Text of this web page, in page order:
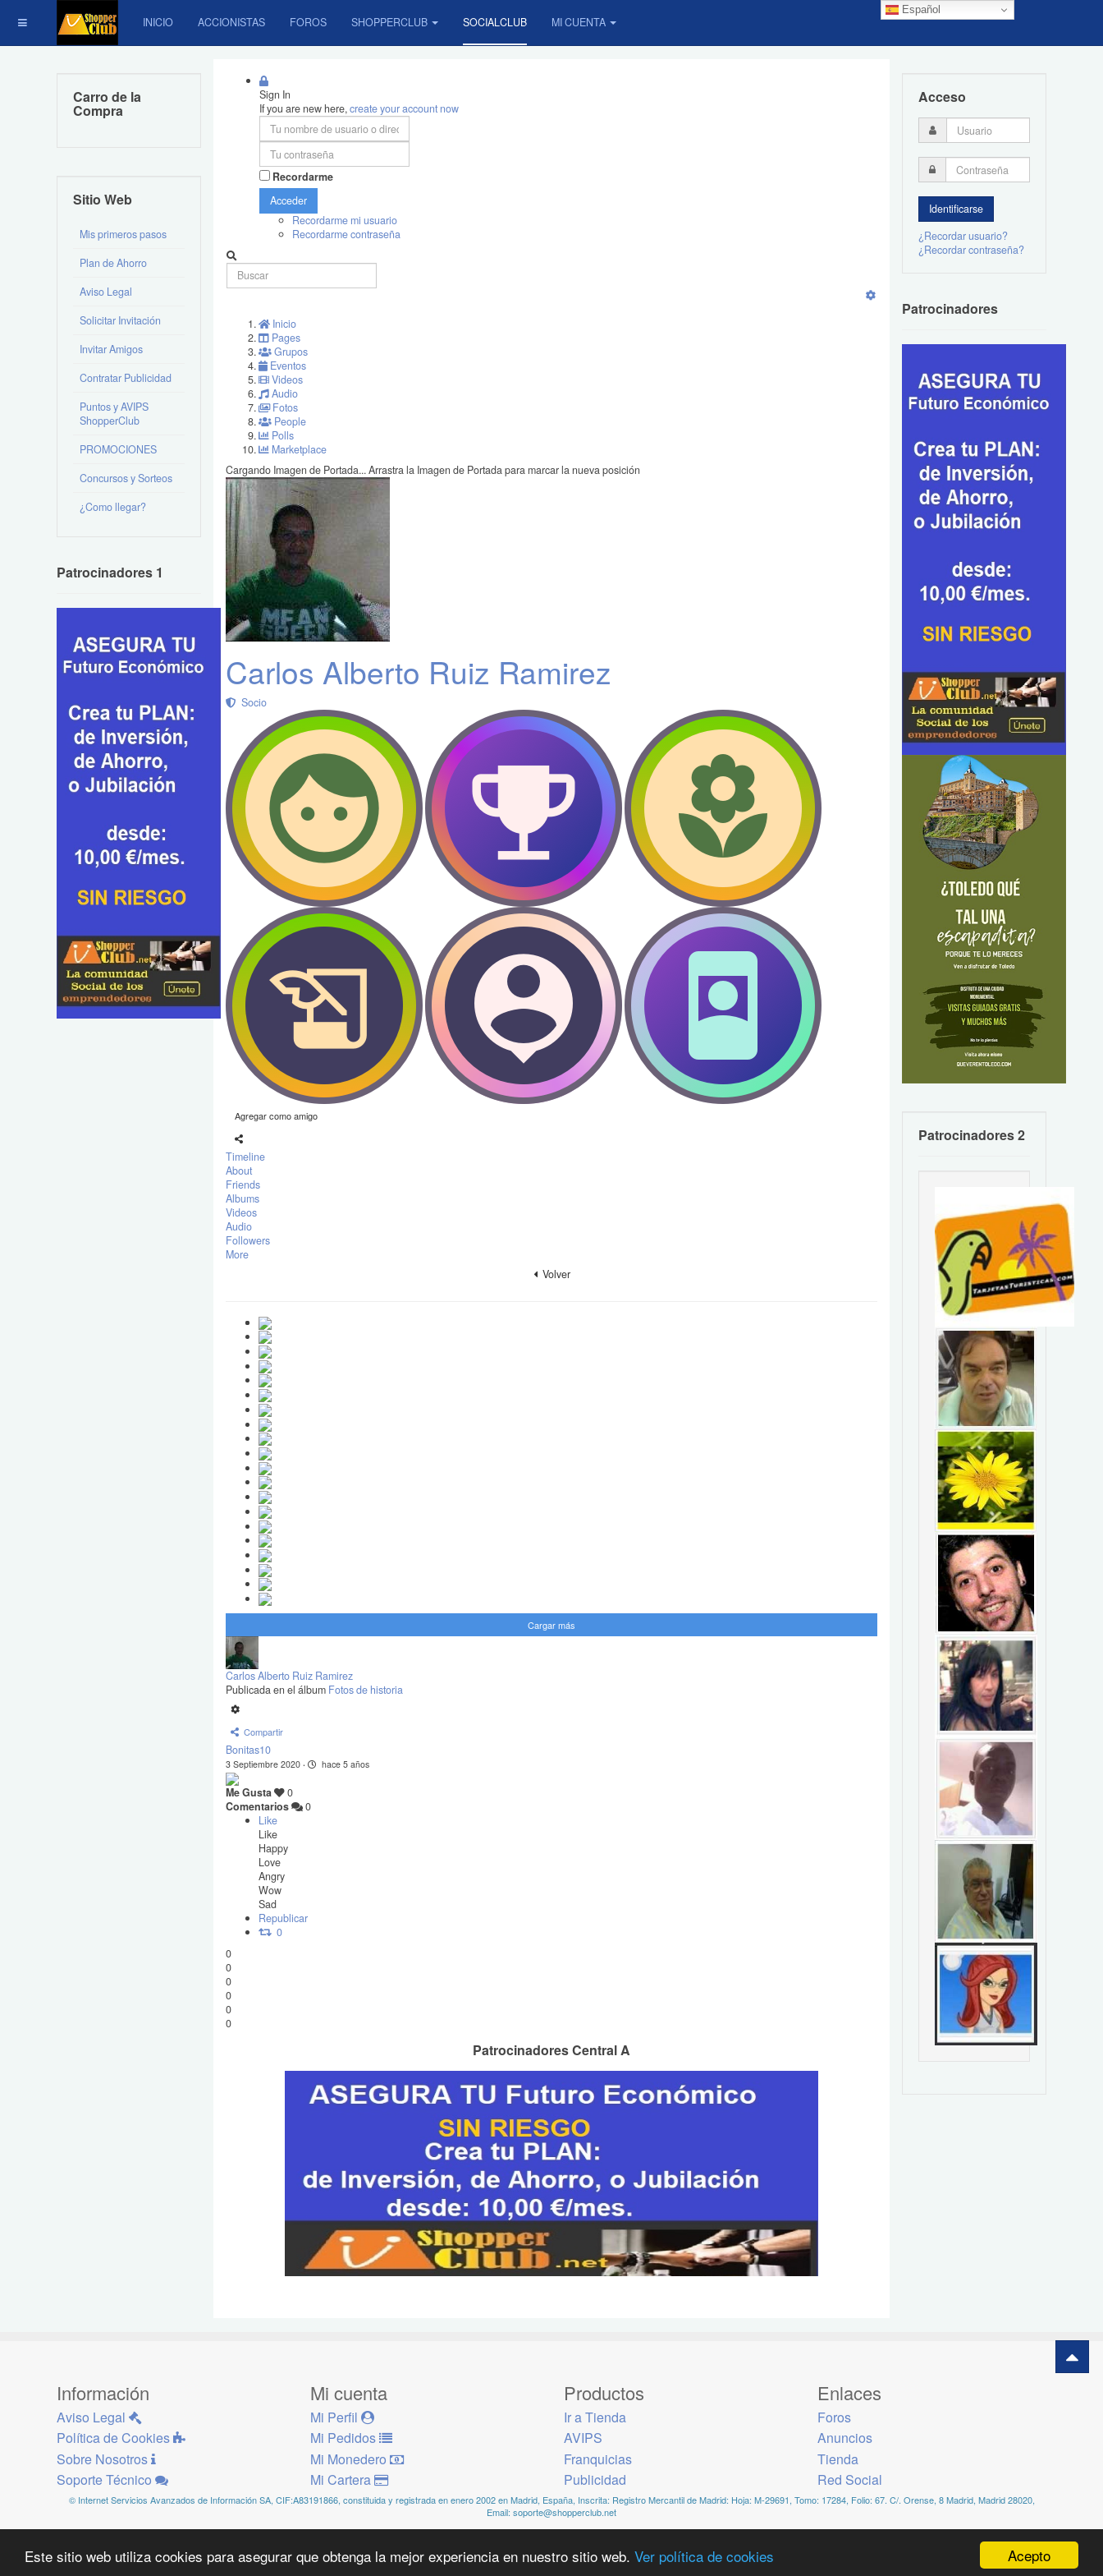
Acepto
Este sitio web utiliza cookies para asegurar que obtenga la mejor experiencia en nuestro sitio web. Ver política de cookies
Español
INICIO ACCIONISTAS FOROS SHOPPERCLUB SOCIALCLUB MI CUENTA
Sign In
If you are new here,create your account now
Recordarme
Acceder
Recordarme mi usuario
Recordarme contraseña
Inicio
Pages
Grupos
Eventos
Videos
Audio
Fotos
People
Polls
Marketplace
Cargando Imagen de Portada...Arrastra la Imagen de Portada para marcar la nueva posición
Carlos Alberto Ruiz Ramirez
Socio
Agregar como amigo
Timeline
About
Friends
Albums
Videos
Audio
Followers
More
Volver
Cargar más
Carlos Alberto Ruiz Ramirez
Publicada en el álbum Fotos de historia
Compartir
Bonitas10
3 Septiembre 2020 · hace 5 años
Me Gusta
0
Comentarios
0
Like
Like
Happy
Love
Angry
Wow
Sad
Republicar
0
0
0
0
0
0
0
Patrocinadores Central A
Carro de la
Compra
Sitio Web
Mis primeros pasos
Plan de Ahorro
Aviso Legal
Solicitar Invitación
Invitar Amigos
Contratar Publicidad
Puntos y AVIPS
ShopperClub
PROMOCIONES
Concursos y Sorteos
¿Como llegar?
Patrocinadores 1
Acceso
¿Recordar usuario?
¿Recordar contraseña?
Patrocinadores
Patrocinadores 2
Información
Aviso Legal
Política de Cookies
Sobre Nosotros
Soporte Técnico
Mi cuenta
Mi Perfil
Mi Pedidos
Mi Monedero
Mi Cartera
Productos
Ir a Tienda
AVIPS
Franquicias
Publicidad
Enlaces
Foros
Anuncios
Tienda
Red Social
© Internet Servicios Avanzados de Información SA, CIF:A83191866, constituida y registrada en enero 2002 en Madrid, España, Inscrita: Registro Mercantil de Madrid: Hoja: M-29691, Tomo: 17284, Folio: 67. C/. Orense, 8 Madrid, Madrid 28020,
Email: soporte@shopperclub.net